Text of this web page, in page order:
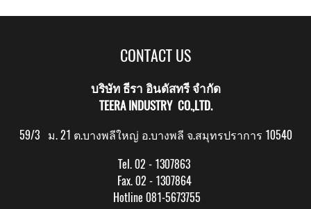
CONTACT US
บริษัท ธีรา อินดัสทรี จำกัด
TEERA INDUSTRY CO.,LTD.
59/3 ม. 21 ต.บางพลีใหญ่ อ.บางพลี จ.สมุทรปราการ 10540
Tel. 02 - 1307863
Fax. 02 - 1307864
Hotline 081-5673755